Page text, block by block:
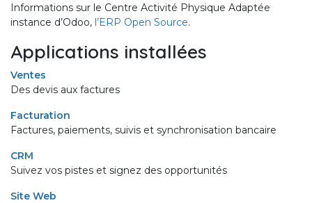
Informations sur le Centre Activité Physique Adaptée
instance d’Odoo, l’ERP Open Source.
Applications installées
Ventes
Des devis aux factures
Facturation
Factures, paiements, suivis et synchronisation bancaire
CRM
Suivez vos pistes et signez des opportunités
Site Web